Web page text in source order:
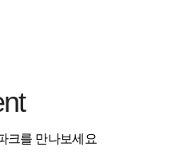
크를 만나보세요